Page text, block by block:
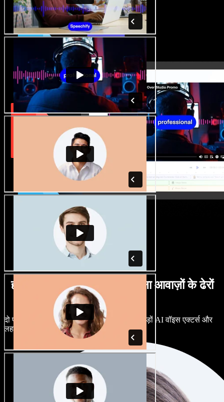
हर तरह के लहजों में पुरुष व महिला आवाज़ों के ढेरों
विकल्प
दो प्रोजेक्ट्स का एक जैसा लगना ज़रूरी नहीं। सैकड़ों AI वॉइस एक्टर्स और
लहजों में से चुनें, और बारीकी से ट्यून करें।